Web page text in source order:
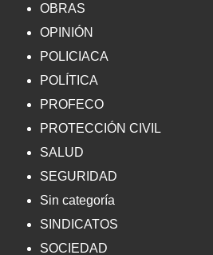
OBRAS
OPINIÓN
POLICIACA
POLÍTICA
PROFECO
PROTECCIÓN CIVIL
SALUD
SEGURIDAD
Sin categoría
SINDICATOS
SOCIEDAD